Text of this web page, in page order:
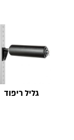
גליל ריפוד